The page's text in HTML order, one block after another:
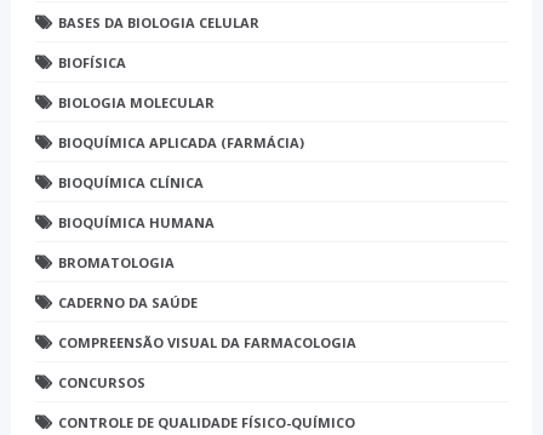
BASES DA BIOLOGIA CELULAR
BIOFÍSICA
BIOLOGIA MOLECULAR
BIOQUÍMICA APLICADA (FARMÁCIA)
BIOQUÍMICA CLÍNICA
BIOQUÍMICA HUMANA
BROMATOLOGIA
CADERNO DA SAÚDE
COMPREENSÃO VISUAL DA FARMACOLOGIA
CONCURSOS
CONTROLE DE QUALIDADE FÍSICO-QUÍMICO